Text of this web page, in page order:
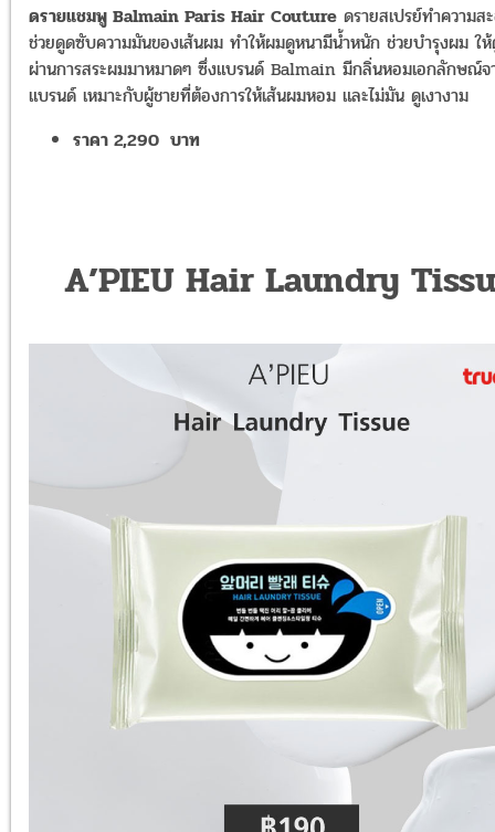
ดรายแชมพู Balmain Paris Hair Couture ดรายสเปรย์ทำความส
ช่วยดูดซับความมันของเส้นผม ทำให้ผมดูหนามีน้ำหนัก ช่วยบำรุงผม ใ
ผ่านการสระผมมาหมาดๆ ซึ่งแบรนด์ Balmain มีกลิ่นหอมเอกลักษณ์จ
แบรนด์ เหมาะกับผู้ชายที่ต้องการให้เส้นผมหอม และไม่มัน ดูเงางาม
ราคา 2,290 บาท
A’PIEU Hair Laundry